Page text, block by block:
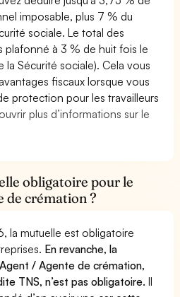
imposable, plus 7 % du
sociale. Le total des
à 3 % de huit fois le
la Sécurité sociale). Cela vous
fiscaux lorsque vous
protection pour les travailleurs
plus d’informations sur le
obligatoire pour le
de crémation ?
la mutuelle est obligatoire
En revanche, la
/ Agente de crémation,
TNS, n’est pas obligatoire.Il